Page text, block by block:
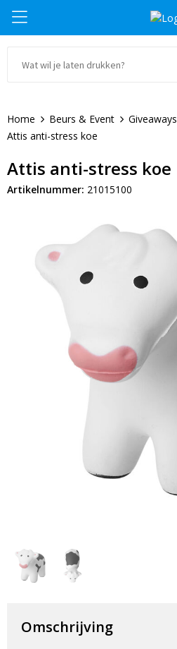
Drinkwaren
Tassen & Reizen
Elektronica & Gadgets
Beurs & Event
Sleutelhangers & Tools
Outdoor & Vrije Tijd
Auto & Veiligheid
Gezondheid & Verzorging
Alle promosnoepje
Zomer
Kerst
Eindejaarsgeschenken
Alle geefmomenten
Thule
Alle merken
Home Beurs & Event Giveaways
Attis anti-stress koe
Attis anti-stress koe
Artikelnummer: 21015100
Omschrijving